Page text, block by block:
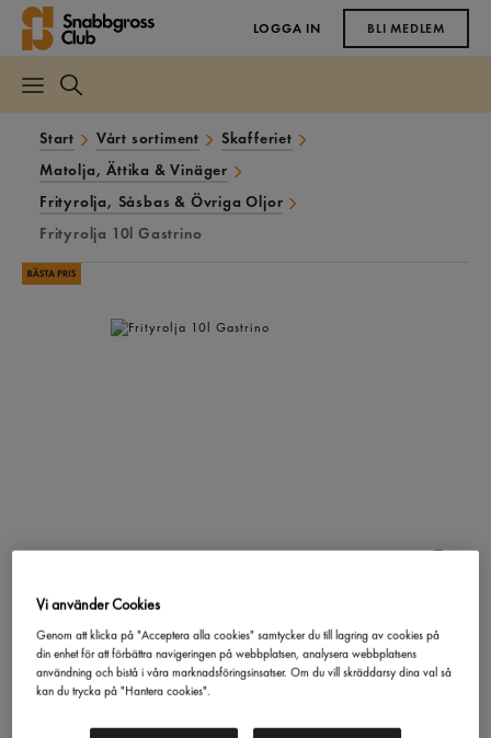
LOGGA IN BLI MEDLEM
Start Vårt sortiment
Skafferiet
Matolja, Ättika & Vinäger
Frityrolja, Såsbas & Övriga Oljor
Frityrolja 10l Gastrino
Frityrolja
Gastrino10l
211,89 kr/st
Vi använder Cookies
Genom att klicka på "Acceptera alla cookies" samtycker du till lagring av cookies på
din enhet för att förbättra navigeringen på webbplatsen, analysera webbplatsens
användning och bistå i våra marknadsföringsinsatser. Om du vill skräddarsy dina val så
kan du trycka på "Hantera cookies".